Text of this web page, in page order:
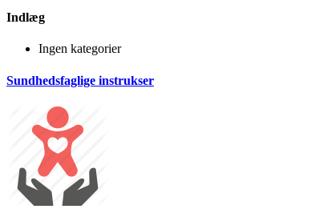
Indlæg
Ingen kategorier
Sundhedsfaglige instrukser